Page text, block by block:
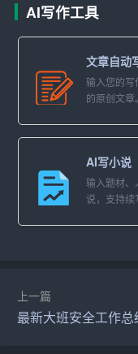
5. 班主任工作：加强
6. 师德师风：加强
平。
四、培训方式
1. 专题讲座：邀请专
学理念、教育教学
3. 教学观摩：组织
经验。
AI写作工具
文章自动
输入您的写
的原创文章。
AI写小说
输入题材
说，支持续
上一篇
最新大班安全工作总